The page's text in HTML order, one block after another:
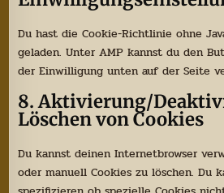
Du hast die Cookie-Richtlinie ohne
geladen. Unter AMP kannst du den
der Einwilligung unten auf der Seite
8. Aktivierung/
Löschen von Cookies
Du kannst deinen Internetbrowser
oder manuell Cookies zu löschen. Du